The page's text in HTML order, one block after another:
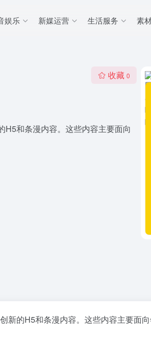
娱乐 新媒运营 生活服务 素
收藏 0
H5和条漫内容。这些内容主要面向
新的H5和条漫内容。这些内容主要面